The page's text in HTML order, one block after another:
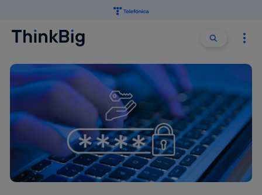
Buscar